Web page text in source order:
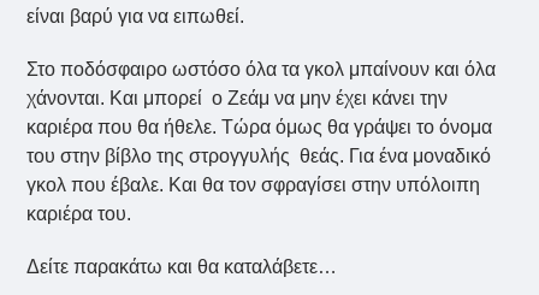
είναι βαρύ για να ειπωθεί.
Στο ποδόσφαιρο ωστόσο όλα τα γκολ μπαίνουν και όλα
χάνονται. Και μπορεί ο Ζεάμ να μην έχει κάνει την
καριέρα που θα ήθελε. Τώρα όμως θα γράψει το όνομα
του στην βίβλο της στρογγυλής θεάς. Για ένα μοναδικό
γκολ που έβαλε. Και θα τον σφραγίσει στην υπόλοιπη
καριέρα του.
Δείτε παρακάτω και θα καταλάβετε…